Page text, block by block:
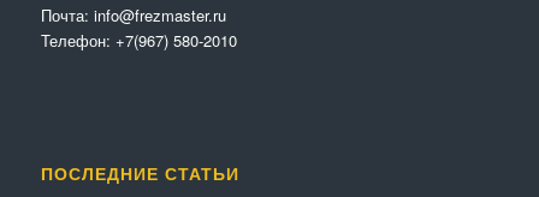
Почта: info@frezmaster.ru
Телефон: +7(967) 580-2010
ПОСЛЕДНИЕ СТАТЬИ